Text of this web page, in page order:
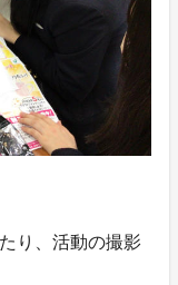
り、活動の撮影